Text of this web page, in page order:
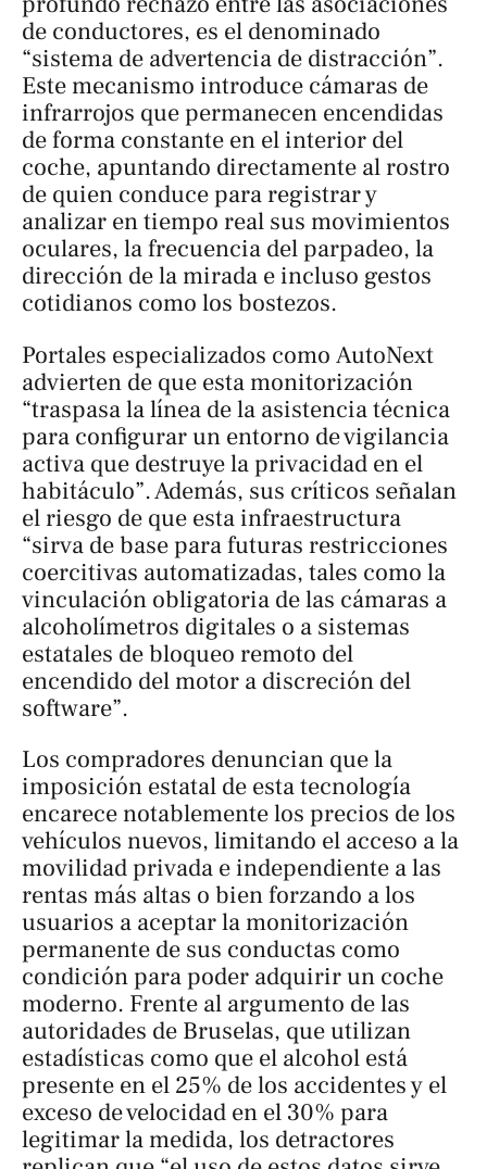
de conductores, es el denominado
“sistema de advertencia de distracción”.
Este mecanismo introduce cámaras de
infrarrojos que permanecen encendidas
de forma constante en el interior del
coche, apuntando directamente al rostro
de quien conduce para registrar y
analizar en tiempo real sus movimientos
oculares, la frecuencia del parpadeo, la
dirección de la mirada e incluso gestos
cotidianos como los bostezos.
Portales especializados como AutoNext
advierten de que esta monitorización
“traspasa la línea de la asistencia técnica
para configurar un entorno de vigilancia
activa que destruye la privacidad en el
habitáculo”. Además, sus críticos señalan
el riesgo de que esta infraestructura
“sirva de base para futuras restricciones
coercitivas automatizadas, tales como la
vinculación obligatoria de las cámaras a
alcoholímetros digitales o a sistemas
estatales de bloqueo remoto del
encendido del motor a discreción del
software”.
Los compradores denuncian que la
imposición estatal de esta tecnología
encarece notablemente los precios de los
vehículos nuevos, limitando el acceso a la
movilidad privada e independiente a las
rentas más altas o bien forzando a los
usuarios a aceptar la monitorización
permanente de sus conductas como
condición para poder adquirir un coche
moderno. Frente al argumento de las
autoridades de Bruselas, que utilizan
estadísticas como que el alcohol está
presente en el 25% de los accidentes y el
exceso de velocidad en el 30% para
legitimar la medida, los detractores